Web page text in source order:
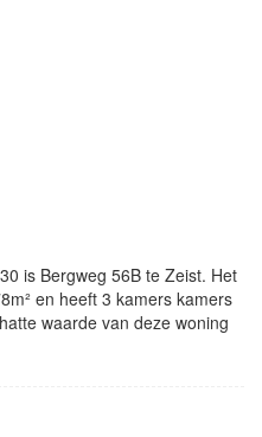
is Bergweg 56B te Zeist. Het
en heeft 3 kamers kamers
waarde van deze woning